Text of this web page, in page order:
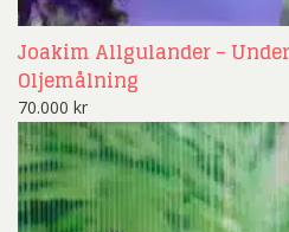
Joakim Allgulander –
Oljemålning
70.000 kr